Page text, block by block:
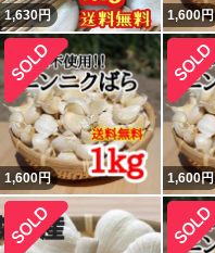
1,630円 1,600円
1,600円 1,600円